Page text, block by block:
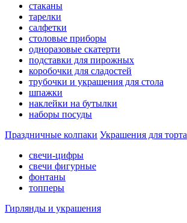
стаканы
тарелки
салфетки
столовые приборы
одноразовые скатерти
подставки для пирожных
коробочки для сладостей
трубочки и украшения для стола
шпажки
наклейки на бутылки
наборы посуды
Праздничные колпаки Украшения для торта
свечи-цифры
свечи фигурные
фонтаны
топперы
Гирлянды и украшения